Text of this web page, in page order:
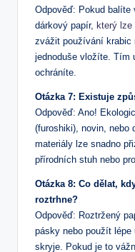
Odpověď: Pokud
dárkový papír, který lze
zvážit používání krabic
jednoduše vložíte. Tím
ochráníte.
Otázka 7: Existuje
Odpověď: Ano!
(furoshiki), novin, nebo
materiály lze snadno
přírodních stuh nebo
Otázka 8: Co dělat,
roztrhne?
Odpověď: Roztržený
pásky nebo použít
skryje. Pokud je to